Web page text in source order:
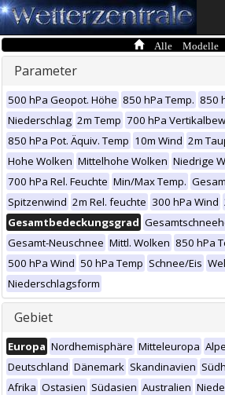
Alle Modelle
Parameter
500 hPa Geopot. Höhe 850 hPa Temp. 850
Niederschlag 2m Temp 700 hPa Vertikalbew
850 hPa Pot. Äquiv. Temp 10m Wind 2m
Hohe Wolken Mittelhohe Wolken Niedrige
700 hPa Rel. Feuchte Min/Max Temp.
Spitzenwind 2m Rel. feuchte 300 hPa Wind
Gesamtbedeckungsgrad
Gesamt-Neuschnee Mittl. Wolken 850 hPa
500 hPa Wind 50 hPa Temp Schnee/Eis
Niederschlagsform
Gebiet
Europa Nordhemisphäre Mitteleuropa
Deutschland Dänemark Skandinavien
Afrika Ostasien Südasien Australien